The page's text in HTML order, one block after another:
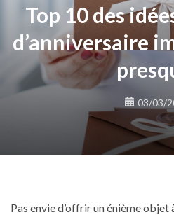
Top 10 des
d’anniversaire
03/03/
Pas envie d’offrir un énième objet